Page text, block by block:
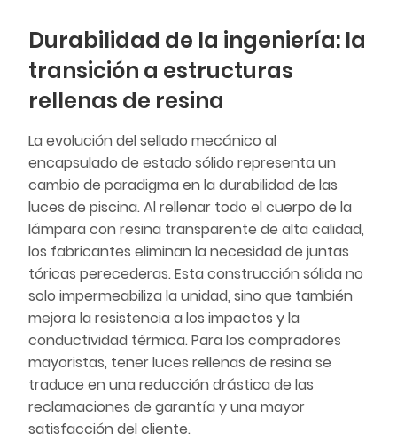
Durabilidad de la ingeniería: la
transición a estructuras
rellenas de resina
La evolución del sellado mecánico al
encapsulado de estado sólido representa un
cambio de paradigma en la durabilidad de las
luces de piscina. Al rellenar todo el cuerpo de la
lámpara con resina transparente de alta calidad,
los fabricantes eliminan la necesidad de juntas
tóricas perecederas. Esta construcción sólida no
solo impermeabiliza la unidad, sino que también
mejora la resistencia a los impactos y la
conductividad térmica. Para los compradores
mayoristas, tener luces rellenas de resina se
traduce en una reducción drástica de las
reclamaciones de garantía y una mayor
satisfacción del cliente.